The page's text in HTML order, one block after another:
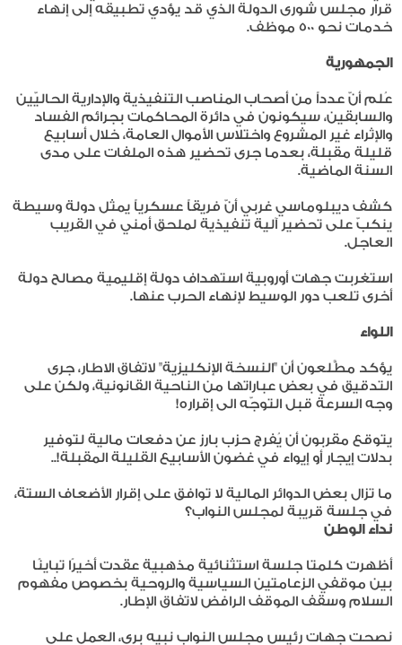
قرار مجلس شورى الدولة الذي قد يؤدي تطبيقه إلى إنهاء
خدمات نحو 500 موظف.
الجمهورية
عُلم أنّ عدداً من أصحاب المناصب التنفيذية والإدارية الحاليّين
والسابقين، سيكونون في دائرة المحاكمات بجرائم الفساد
والإثراء غير المشروع واختلاس الأموال العامة، خلال أسابيع
قليلة مقبلة، بعدما جرى تحضير هذه الملفات على مدى
السنة الماضية.
كشف ديبلوماسي غربي أنّ فريقاً عسكرياً يمثل دولة وسيطة
ينكبّ على تحضير آلية تنفيذية لملحق أمني في القريب
العاجل.
استغربت جهات أوروبية استهداف دولة إقليمية مصالح دولة
أخرى تلعب دور الوسيط لإنهاء الحرب عنها.
اللواء
يؤكد مطَّلعون أن "النسخة الإنكليزية" لاتفاق الاطار، جرى
التدقيق في بعض عباراتها من الناحية القانونية، ولكن على
وجه السرعة قبل التوجّه الى إقراره!
يتوقع مقربون أن يُفرج حزب بارز عن دفعات مالية لتوفير
بدلات إيجار أو إيواء في غضون الأسابيع القليلة المقبلة!..
ما تزال بعض الدوائر المالية لا توافق على إقرار الأضعاف الستة،
في جلسة قريبة لمجلس النواب؟
نداء الوطن
أظهرت كلمتا جلسة استثنائية مذهبية عقدت أخيرًا تباينًا
بين موقفي الزعامتين السياسية والروحية بخصوص مفهوم
السلام وسقف الموقف الرافض لاتفاق الإطار.
نصحت جهات رئيس مجلس النواب نبيه بري، العمل على